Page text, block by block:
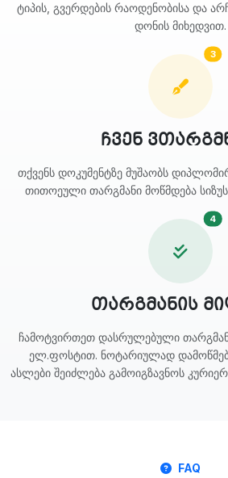
ტიპის, გვერდების რაოდენობისა და
დონის მიხედვით.
3
ჩვენ
თქვენს დოკუმენტზე მუშაობს
თითოეული თარგმანი მოწმდება
4
თარგმანის
ჩამოტვირთეთ დასრულებული
ელ.ფოსტით. ნოტარიულად
ასლები შეიძლება გამოიგზავნოს
FAQ